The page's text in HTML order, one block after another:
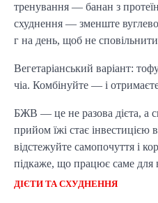
тренування — банан з
схуднення — зменште
г на день, щоб не
Вегетаріанський варіант:
чіа. Комбінуйте — і
БЖВ — це не разова дієта, а
прийом їжі стає інвестицією
відстежуйте самопочуття і
підкаже, що працює саме для
ДІЄТИ ТА СХУДНЕННЯ